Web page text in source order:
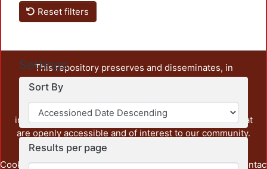
Reset filters
Settings
Sort By
Results per page
This repository preserves and disseminates, in
unrestricted open access, the teaching and research
output of UAM Azcapotzalco. It also includes some
administrative and graphic documents from the
institution, as well as content from other institutions that
are openly accessible and of interest to our community.
Cookie Privacy End User Send